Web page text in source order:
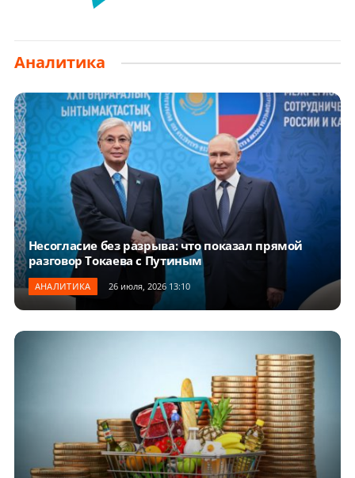
Аналитика
Несогласие без разрыва: что показал прямой
разговор Токаева с Путиным
АНАЛИТИКА 26 июля, 2026 13:10